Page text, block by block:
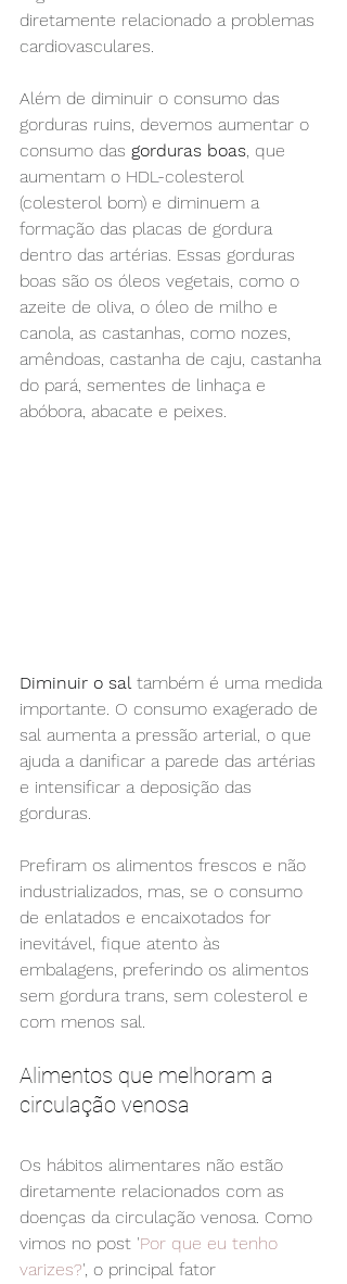
diretamente relacionado a problemas
cardiovasculares.
Além de diminuir o consumo das
gorduras ruins, devemos aumentar o
consumo das gorduras boas, que
aumentam o HDL-colesterol
(colesterol bom) e diminuem a
formação das placas de gordura
dentro das artérias. Essas gorduras
boas são os óleos vegetais, como o
azeite de oliva, o óleo de milho e
canola, as castanhas, como nozes,
amêndoas, castanha de caju, castanha
do pará, sementes de linhaça e
abóbora, abacate e peixes.
Diminuir o sal também é uma medida
importante. O consumo exagerado de
sal aumenta a pressão arterial, o que
ajuda a danificar a parede das artérias
e intensificar a deposição das
gorduras.
Prefiram os alimentos frescos e não
industrializados, mas, se o consumo
de enlatados e encaixotados for
inevitável, fique atento às
embalagens, preferindo os alimentos
sem gordura trans, sem colesterol e
com menos sal.
Alimentos que melhoram a
circulação venosa
Os hábitos alimentares não estão
diretamente relacionados com as
doenças da circulação venosa. Como
vimos no post 'Por que eu tenho
varizes?', o principal fator